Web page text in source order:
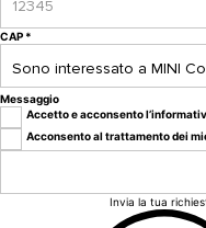
CAP *
Messaggio
Accetto e acconsento
Acconsento al trattamento dei
Invia la tua